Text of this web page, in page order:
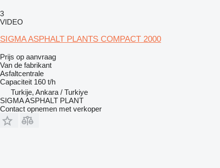
3
VIDEO
SIGMA ASPHALT PLANTS COMPACT 2000
Prijs op aanvraag
Van de fabrikant
Asfaltcentrale
Capaciteit 160 t/h
Turkije, Ankara / Turkiye
SIGMA ASPHALT PLANT
Contact opnemen met verkoper